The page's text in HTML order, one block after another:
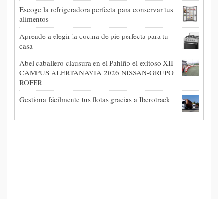
Escoge la refrigeradora perfecta para conservar tus
alimentos
Aprende a elegir la cocina de pie perfecta para tu
casa
Abel caballero clausura en el Pahiño el exitoso XII
CAMPUS ALERTANAVIA 2026 NISSAN-GRUPO
ROFER
Gestiona fácilmente tus flotas gracias a Iberotrack